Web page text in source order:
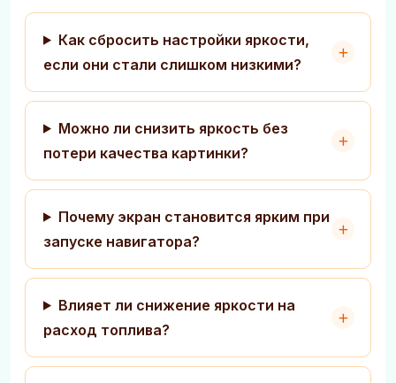
Как сбросить настройки яркости,
если они стали слишком низкими?
Можно ли снизить яркость без
потери качества картинки?
Почему экран становится ярким при
запуске навигатора?
Влияет ли снижение яркости на
расход топлива?